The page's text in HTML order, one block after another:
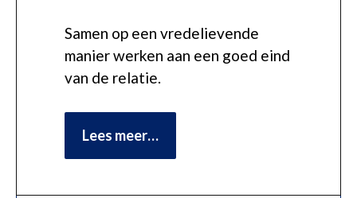
Samen op een vredelievende
manier werken aan een goed eind
van de relatie.
Lees meer…